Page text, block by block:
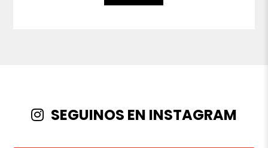
SEGUINOS EN INSTAGRAM